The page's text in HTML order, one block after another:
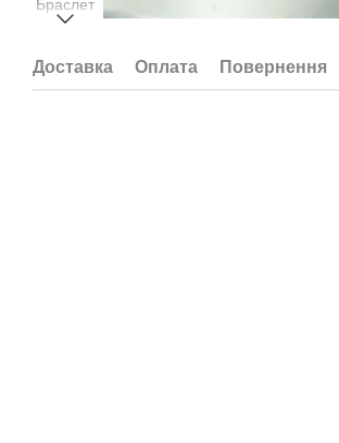
Доставка Оплата Повернення